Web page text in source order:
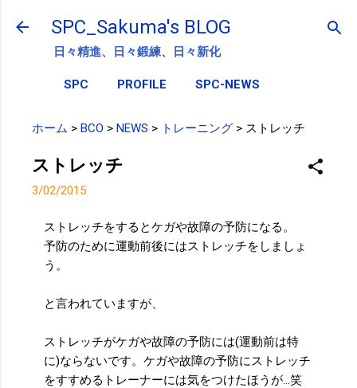
スキップしてメイン コンテンツに移動
SPC_Sakuma's BLOG
日々精進、日々鍛練、日々新化
SPC PROFILE SPC-NEWS
ホーム > BCO > NEWS > トレーニング > ストレッチ
ストレッチ
3/02/2015
ストレッチをするとケガや故障の予防になる。
予防のために運動前後にはストレッチをしましょ
う。
と言われていますが、
ストレッチがケガや故障の予防には(運動前は特
に)ならないです。ケガや故障の予防にストレッチ
をすすめるトレーナーには気をつけたほうが...笑